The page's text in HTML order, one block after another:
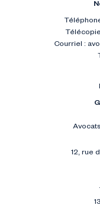
Courriel :
12, rue